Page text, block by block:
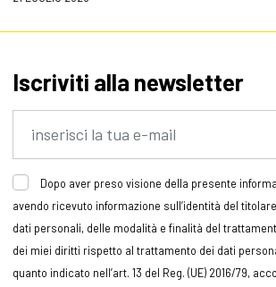
Iscriviti alla newsletter
Dopo aver preso visione della presente
avendo ricevuto informazione sull’identità del
dati personali, delle modalità e finalità del
dei miei diritti rispetto al trattamento dei dati
quanto indicato nell’art. 13 del Reg. (UE) 2016/79,